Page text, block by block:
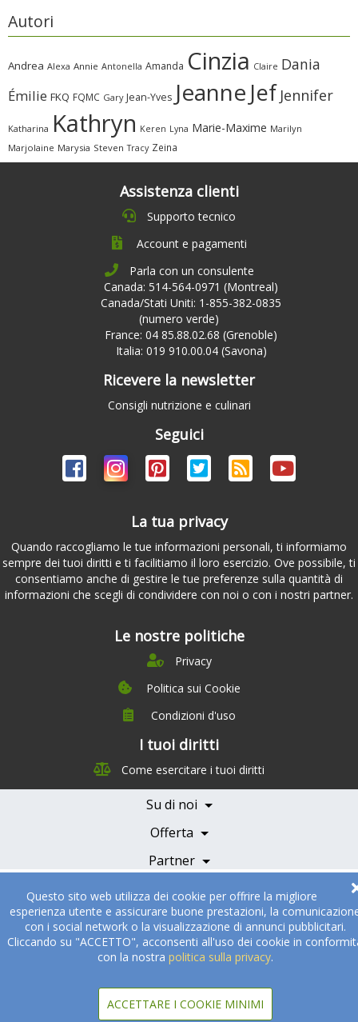
Autori
Andrea Alexa Annie Antonella Amanda Cinzia Claire Dania
Émilie FKQ FQMC Gary Jean-Yves Jeanne Jef Jennifer
Katharina Kathryn Keren Lyna Marie-Maxime Marilyn
Marjolaine Marysia Steven Tracy Zeina
Questo sito web utilizza dei cookie per offrire la migliore
esperienza utente e assicurare buone prestazioni, la
con i social network o la visualizzazione di annunci pubblicitari.
Cliccando su "ACCETTO", acconsenti all'uso dei cookie in
con la nostra politica sulla privacy.
ACCETTARE I COOKIE MINIMI
Assistenza clienti
Supporto tecnico
Account e pagamenti
Parla con un consulente
Canada: 514-564-0971 (Montreal)
Canada/Stati Uniti: 1-855-382-0835
(numero verde)
France: 04 85.88.02.68 (Grenoble)
Italia: 019 910.00.04 (Savona)
Ricevere la newsletter
Consigli nutrizione e culinari
Seguici
La tua privacy
Quando raccogliamo le tue informazioni personali, ti informiamo
sempre dei tuoi diritti e ti facilitiamo il loro esercizio. Ove possibile, ti
consentiamo anche di gestire le tue preferenze sulla quantità di
informazioni che scegli di condividere con noi o con i nostri partner.
Le nostre politiche
Privacy
Politica sui Cookie
Condizioni d'uso
I tuoi diritti
Come esercitare i tuoi diritti
Su di noi
Management Team
Team Nutrizione
Offerta
Testimonials
Servizi e Tariffe
Partner
Medici e Professionisti
Becoming a Partner
Sukha Technologies Inc SOS Cuisine
. Tutti i diritti
riservati